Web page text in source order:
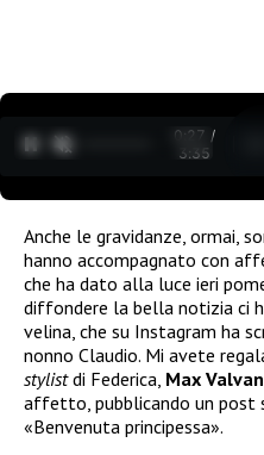
0:27 /
3:35
Anche le gravidanze, ormai,
hanno accompagnato con
che ha dato alla luce ieri
diffondere la bella notizia ci
velina, che su Instagram ha
nonno Claudio. Mi avete
stylistdi Federica, Max
affetto, pubblicando un post
«Benvenuta principessa».